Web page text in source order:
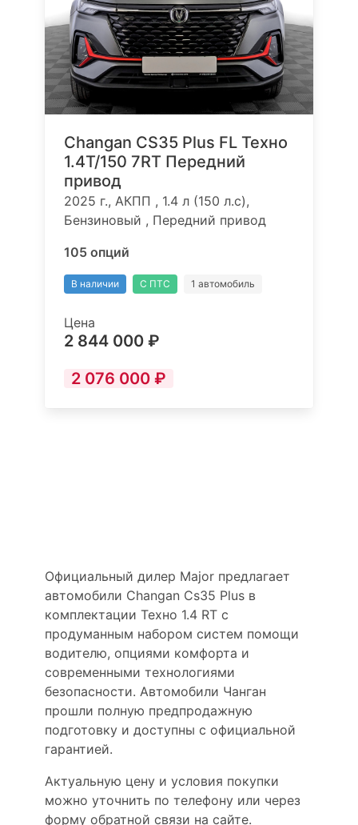
Changan CS35 Plus FL Техно
1.4T/150 7RT Передний
привод
2025 г., АКПП , 1.4 л (150 л.с),
Бензиновый , Передний привод
105 опций
В наличии С ПТС 1 автомобиль
Цена
2 844 000 ₽
2 076 000 ₽
Официальный дилер Major предлагает
автомобили Changan Cs35 Plus в
комплектации Техно 1.4 RT с
продуманным набором систем помощи
водителю, опциями комфорта и
современными технологиями
безопасности. Автомобили Чанган
прошли полную предпродажную
подготовку и доступны с официальной
гарантией.
Актуальную цену и условия покупки
можно уточнить по телефону или через
форму обратной связи на сайте.